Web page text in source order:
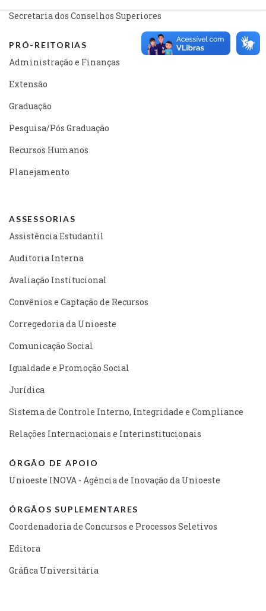
Secretaria dos Conselhos Superiores
PRÓ-REITORIAS
Administração e Finanças
Extensão
Graduação
Pesquisa/Pós Graduação
Recursos Humanos
Planejamento
ASSESSORIAS
Assistência Estudantil
Auditoria Interna
Avaliação Institucional
Convênios e Captação de Recursos
Corregedoria da Unioeste
Comunicação Social
Igualdade e Promoção Social
Jurídica
Sistema de Controle Interno, Integridade e Compliance
Relações Internacionais e Interinstitucionais
ÓRGÃO DE APOIO
Unioeste INOVA - Agência de Inovação da Unioeste
ÓRGÃOS SUPLEMENTARES
Coordenadoria de Concursos e Processos Seletivos
Editora
Gráfica Universitária